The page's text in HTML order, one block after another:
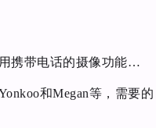
携带电话的摄像功能…
和Megan等，需要的